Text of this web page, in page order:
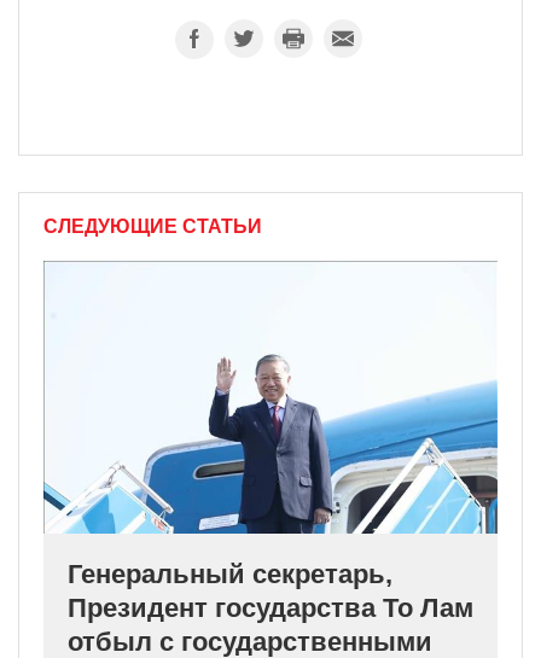
СЛЕДУЮЩИЕ СТАТЬИ
Генеральный секретарь,
Президент государства То Лам
отбыл с государственными